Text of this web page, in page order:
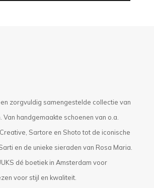
zorgvuldig samengestelde collectie van
Van handgemaakte schoenen van o.a.
Sartore en Shoto tot de iconische
en de unieke sieraden van Rosa Maria.
dé boetiek in Amsterdam voor
voor stijl en kwaliteit.